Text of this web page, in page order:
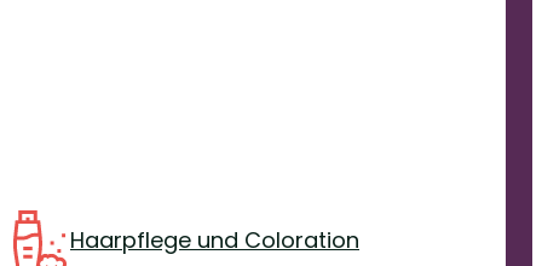
Haarpflege und Coloration